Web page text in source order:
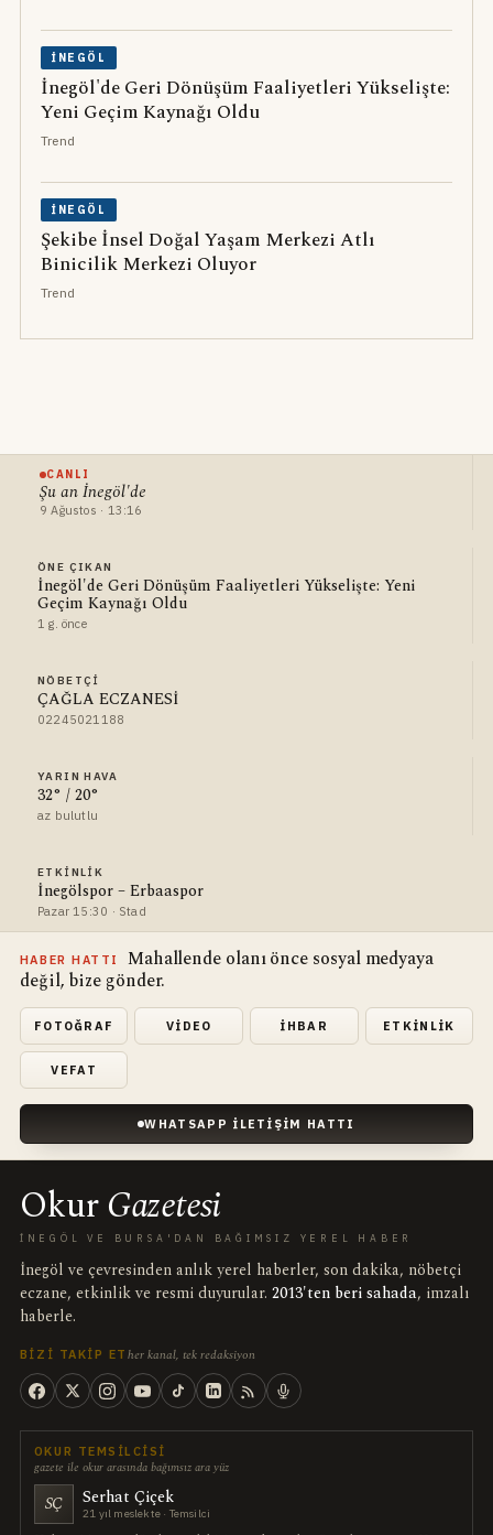
İNEGÖL
İnegöl'de Geri Dönüşüm Faaliyetleri Yükselişte:
Yeni Geçim Kaynağı Oldu
Trend
İNEGÖL
Şekibe İnsel Doğal Yaşam Merkezi Atlı
Binicilik Merkezi Oluyor
Trend
CANLI
Şu an İnegöl'de
9 Ağustos · 13:16
ÖNE ÇIKAN
İnegöl'de Geri Dönüşüm Faaliyetleri Yükselişte: Yeni
Geçim Kaynağı Oldu
1 g. önce
NÖBETÇI
ÇAĞLA ECZANESİ
02245021188
YARIN HAVA
32° / 20°
az bulutlu
ETKINLIK
İnegölspor – Erbaaspor
Pazar 15:30 · Stad
HABER HATTI
Mahallende olanı önce sosyal medyaya
değil, bize gönder.
FOTOĞRAF VIDEO İHBAR ETKINLIK
VEFAT
WHATSAPP İLETIŞIM HATTI
OkurGazetesi
İNEGÖL VE BURSA'DAN BAĞIMSIZ YEREL HABER
İnegöl ve çevresinden anlık yerel haberler, son dakika, nöbetçi
eczane, etkinlik ve resmi duyurular. 2013'ten beri sahada, imzalı
haberle.
BIZI TAKIP ET her kanal, tek redaksiyon
OKUR TEMSILCISI
gazete ile okur arasında bağımsız ara yüz
SÇ Serhat Çiçek
21 yıl meslekte · Temsilci